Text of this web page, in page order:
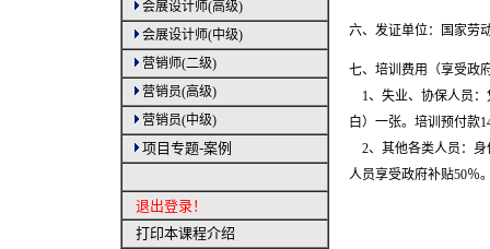
会展设计师(高级)
会展设计师(中级)
营销师(二级)
营销员(高级)
营销员(中级)
项目专题-案例
退出登录！
打印本课程介绍
六、发证单位：国家劳
七、培训费用（享受政
1、失业、协保人员：
白）一张。培训预付款
2、其他各类人员：身
人员享受政府补贴50％